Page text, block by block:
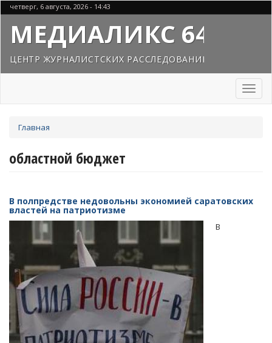
Перейти
к
основному
содержанию
четверг, 6 августа, 2026 - 14:43
МЕДИАЛИКС 64
ЦЕНТР ЖУРНАЛИСТСКИХ РАССЛЕДОВАНИЙ
Toggle
здесь
Главная
областной бюджет
В полпредстве недовольны экономией саратовских
властей на патриотизме
В